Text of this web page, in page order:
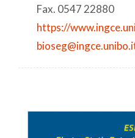
Fax. 0547 22880
https://